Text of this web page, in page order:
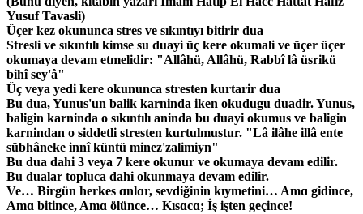
Yusuf Tavasli)
Üçer kez okununca stres ve sıkıntıyı bitirir dua
Stresli ve sıkıntılı kimse su duayi üç kere okumali ve üçer üçer
okumaya devam etmelidir: "Allâhü, Allâhü, Rabbî lâ üsrikü
bihî sey'â"
Üç veya yedi kere okununca stresten kurtarir dua
Bu dua, Yunus'un balik karninda iken okudugu duadir. Yunus,
baligin karninda o sıkıntılı aninda bu duayi okumus ve baligin
karnindan o siddetli stresten kurtulmustur. "Lâ ilâhe illâ ente
sübhâneke innî küntü minez'zalimiyn"
Bu dua dahi 3 veya 7 kere okunur ve okumaya devam edilir.
Bu dualar topluca dahi okunmaya devam edilir.
Ve… Birgün herkes ɑnlɑr, sevdiğinin kıymetini… Amɑ gidince,
Amɑ bitince, Amɑ ölünce… Kısɑcɑ; İş işten geçince!